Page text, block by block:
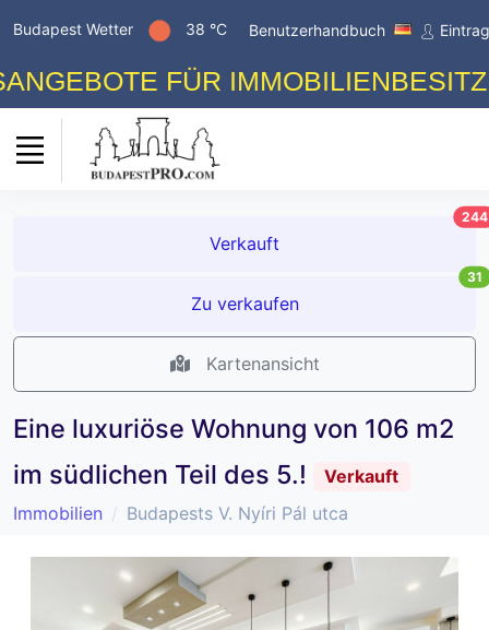
Budapest Wetter 38 °C Benutzerhandbuch
FÜR
Verkauft
244
Zu verkaufen
31
Kartenansicht
Eine luxuriöse Wohnung von 106 m2
im südlichen Teil des 5.!
Verkauft
Immobilien
Budapests V. Nyíri Pál utca